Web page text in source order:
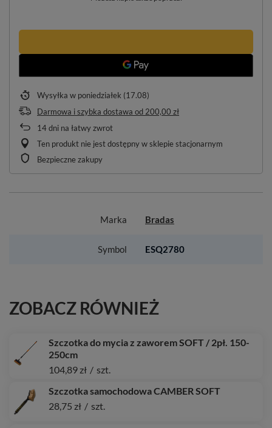
Wysyłka w poniedziałek (17.08)
Darmowa i szybka dostawa od 200,00 zł
14dni na łatwy zwrot
Ten produkt nie jest dostępny w sklepie stacjonarnym
Bezpieczne zakupy
Marka Bradas
Symbol ESQ2780
ZOBACZ RÓWNIEŻ
Szczotka do mycia z zaworem SOFT / 2pł. 150-
250cm
104,89 zł / szt.
Szczotka samochodowa CAMBER SOFT
28,75 zł / szt.